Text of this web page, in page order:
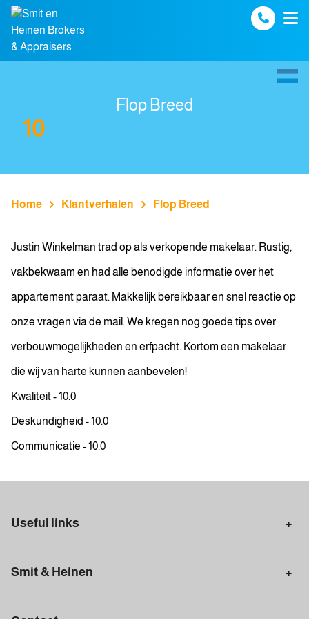
Spring naar inhoud
Flop Breed
10
Home Klantverhalen Flop Breed
Justin Winkelman trad op als verkopende makelaar. Rustig,
vakbekwaam en had alle benodigde informatie over het
appartement paraat. Makkelijk bereikbaar en snel reactie op
onze vragen via de mail. We kregen nog goede tips over
verbouwmogelijkheden en erfpacht. Kortom een makelaar
die wij van harte kunnen aanbevelen!
Kwaliteit - 10.0
Deskundigheid - 10.0
Communicatie - 10.0
Useful links
Smit & Heinen